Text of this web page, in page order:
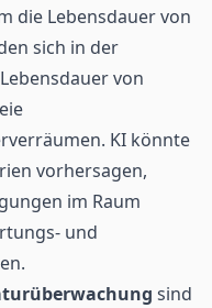
die Lebensdauer von
sich in der
von
KI könnte
vorhersagen,
im Raum
und
sind